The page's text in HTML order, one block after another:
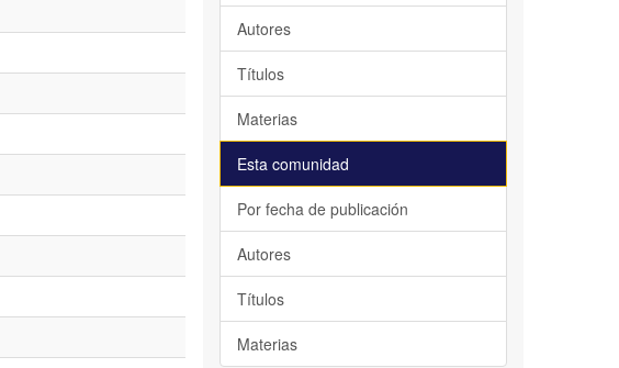
Autores
Títulos
Materias
Esta comunidad
Por fecha de publicación
Autores
Títulos
Materias